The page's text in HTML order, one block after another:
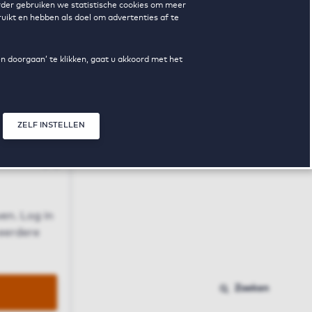
gebruiken we statistische cookies om meer
en hebben als doel om advertenties af te
doorgaan’ te klikken, gaat u akkoord met het
ZELF INSTELLEN
Log in
Zoeken